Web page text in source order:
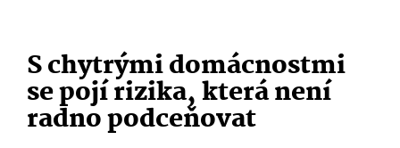
S chytrými domácnostmi
se pojí rizika, která není
radno podceňovat